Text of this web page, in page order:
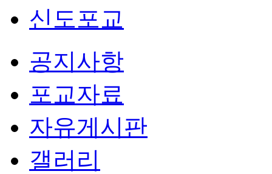
신도포교
공지사항
포교자료
자유게시판
갤러리